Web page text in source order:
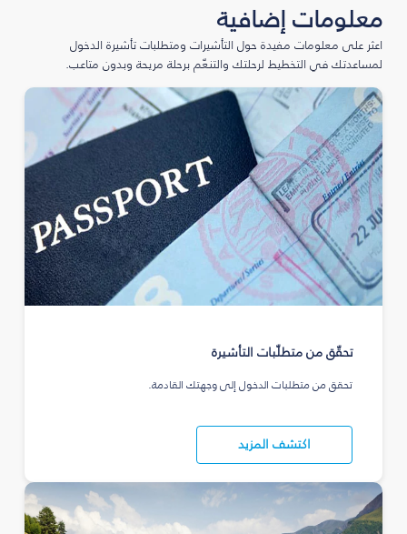
معلومات إضافية
اعثر على معلومات مفيدة حول التأشيرات ومتطلبات تأشيرة الدخول
لمساعدتك في التخطيط لرحلتك والتنعّم برحلة مريحة وبدون متاعب.
تحقّق من متطلّبات التأشيرة
تحقق من متطلبات الدخول إلى وجهتك القادمة.
اكتشف المزيد